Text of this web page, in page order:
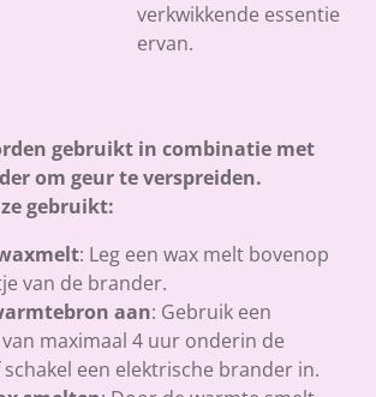
verkwikkende essentie
ervan.
gebruikt in combinatie met
om geur te verspreiden.
gebruikt:
: Leg een wax melt bovenop
van de brander.
aan: Gebruik een
maximaal 4 uur onderin de
een elektrische brander in.